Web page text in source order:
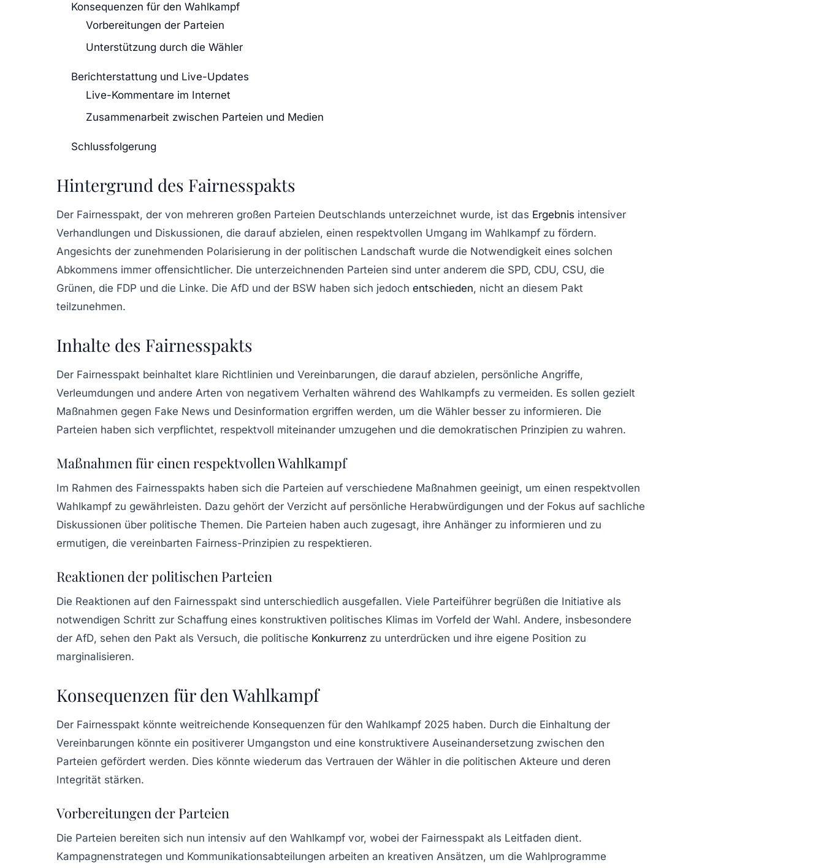
Konsequenzen für den Wahlkampf
Vorbereitungen der Parteien
Unterstützung durch die Wähler
Berichterstattung und Live-Updates
Live-Kommentare im Internet
Zusammenarbeit zwischen Parteien und Medien
Schlussfolgerung
Hintergrund des Fairnesspakts
Der Fairnesspakt, der von mehreren großen Parteien Deutschlands unterzeichnet wurde, ist das Ergebnis intensiver
Verhandlungen und Diskussionen, die darauf abzielen, einen respektvollen Umgang im Wahlkampf zu fördern.
Angesichts der zunehmenden Polarisierung in der politischen Landschaft wurde die Notwendigkeit eines solchen
Abkommens immer offensichtlicher. Die unterzeichnenden Parteien sind unter anderem die SPD, CDU, CSU, die
Grünen, die FDP und die Linke. Die AfD und der BSW haben sich jedoch entschieden, nicht an diesem Pakt
teilzunehmen.
Inhalte des Fairnesspakts
Der Fairnesspakt beinhaltet klare Richtlinien und Vereinbarungen, die darauf abzielen, persönliche Angriffe,
Verleumdungen und andere Arten von negativem Verhalten während des Wahlkampfs zu vermeiden. Es sollen gezielt
Maßnahmen gegen Fake News und Desinformation ergriffen werden, um die Wähler besser zu informieren. Die
Parteien haben sich verpflichtet, respektvoll miteinander umzugehen und die demokratischen Prinzipien zu wahren.
Maßnahmen für einen respektvollen Wahlkampf
Im Rahmen des Fairnesspakts haben sich die Parteien auf verschiedene Maßnahmen geeinigt, um einen respektvollen
Wahlkampf zu gewährleisten. Dazu gehört der Verzicht auf persönliche Herabwürdigungen und der Fokus auf sachliche
Diskussionen über politische Themen. Die Parteien haben auch zugesagt, ihre Anhänger zu informieren und zu
ermutigen, die vereinbarten Fairness-Prinzipien zu respektieren.
Reaktionen der politischen Parteien
Die Reaktionen auf den Fairnesspakt sind unterschiedlich ausgefallen. Viele Parteiführer begrüßen die Initiative als
notwendigen Schritt zur Schaffung eines konstruktiven politisches Klimas im Vorfeld der Wahl. Andere, insbesondere
der AfD, sehen den Pakt als Versuch, die politische Konkurrenz zu unterdrücken und ihre eigene Position zu
marginalisieren.
Konsequenzen für den Wahlkampf
Der Fairnesspakt könnte weitreichende Konsequenzen für den Wahlkampf 2025 haben. Durch die Einhaltung der
Vereinbarungen könnte ein positiverer Umgangston und eine konstruktivere Auseinandersetzung zwischen den
Parteien gefördert werden. Dies könnte wiederum das Vertrauen der Wähler in die politischen Akteure und deren
Integrität stärken.
Vorbereitungen der Parteien
Die Parteien bereiten sich nun intensiv auf den Wahlkampf vor, wobei der Fairnesspakt als Leitfaden dient.
Kampagnenstrategen und Kommunikationsabteilungen arbeiten an kreativen Ansätzen, um die Wahlprogramme